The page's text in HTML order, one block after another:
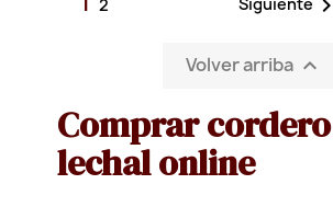
2 Siguiente 
Volver arriba 
Comprar cordero
lechal online